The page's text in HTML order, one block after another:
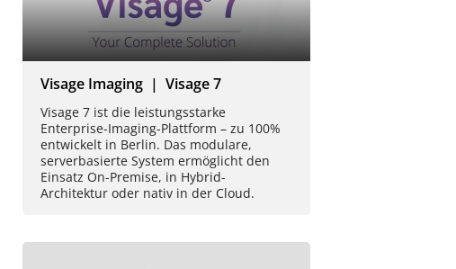
Visage Imaging | Visage 7
Visage 7 ist die leistungsstarke
Enterprise-Imaging-Plattform – zu 100%
entwickelt in Berlin. Das modulare,
serverbasierte System ermöglicht den
Einsatz On-Premise, in Hybrid-
Architektur oder nativ in der Cloud.